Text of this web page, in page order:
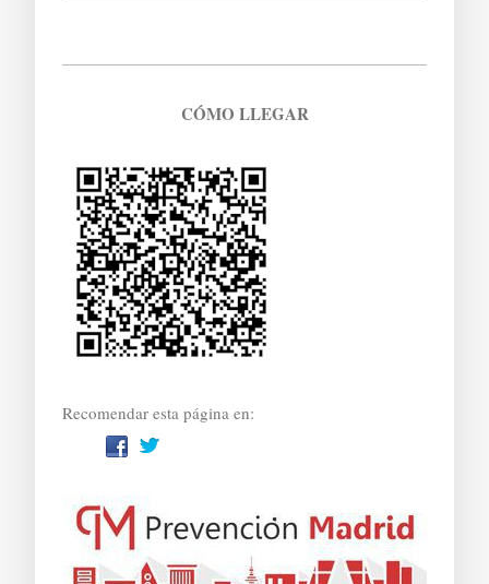
CÓMO LLEGAR
Recomendar esta página en: